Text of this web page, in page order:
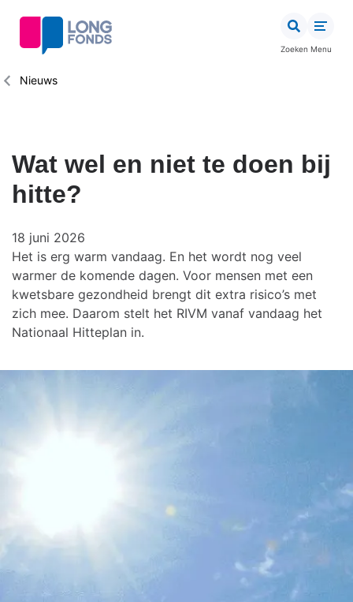
inhoud
Zoeken Menu
Kruimelpad
Nieuws
Wat wel en niet te doen bij
hitte?
18 juni 2026
Het is erg warm vandaag. En het wordt nog veel
warmer de komende dagen. Voor mensen met een
kwetsbare gezondheid brengt dit extra risico’s met
zich mee. Daarom stelt het RIVM vanaf vandaag het
Nationaal Hitteplan in. ⁠